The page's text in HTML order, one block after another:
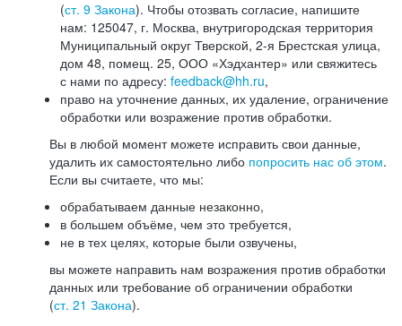
(ст. 9 Закона). Чтобы отозвать согласие, напишите
нам: 125047, г. Москва, внутригородская территория
Муниципальный округ Тверской, 2-я Брестская улица,
дом 48, помещ. 25, ООО «Хэдхантер» или свяжитесь
с нами по адресу: feedback@hh.ru,
право на уточнение данных, их удаление, ограничение
обработки или возражение против обработки.
Вы в любой момент можете исправить свои данные,
удалить их самостоятельно либо попросить нас об этом.
Если вы считаете, что мы:
обрабатываем данные незаконно,
в большем объёме, чем это требуется,
не в тех целях, которые были озвучены,
вы можете направить нам возражения против обработки
данных или требование об ограничении обработки
(ст. 21 Закона).